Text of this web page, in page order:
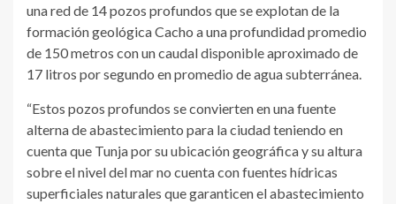
una red de 14 pozos profundos que se explotan de la
formación geológica Cacho a una profundidad promedio
de 150 metros con un caudal disponible aproximado de
17 litros por segundo en promedio de agua subterránea.
“Estos pozos profundos se convierten en una fuente
alterna de abastecimiento para la ciudad teniendo en
cuenta que Tunja por su ubicación geográfica y su altura
sobre el nivel del mar no cuenta con fuentes hídricas
superficiales naturales que garanticen el abastecimiento